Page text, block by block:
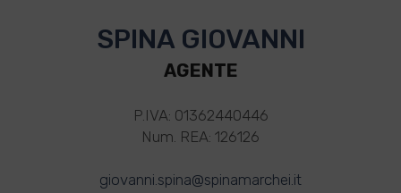
SPINA GIOVANNI
AGENTE
P.IVA: 01362440446
Num. REA: 126126
giovanni.spina@spinamarchei.it